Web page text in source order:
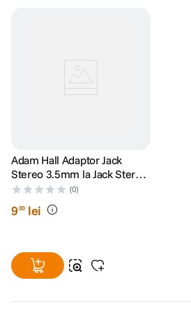
card memorie
Adam Hall Adaptor Jack
Stereo 3.5mm la Jack Stereo
6.3mm
(0)
900 lei